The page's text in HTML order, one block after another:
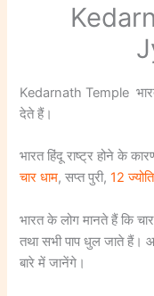
Kedarnath Temple
देते हैं।
भारत हिंदू राष्ट्र होने के
चार धाम, सप्त पुरी, 12
भारत के लोग मानते हैं कि चार
तथा सभी पाप धुल जाते हैं।
बारे में जानेंगे।